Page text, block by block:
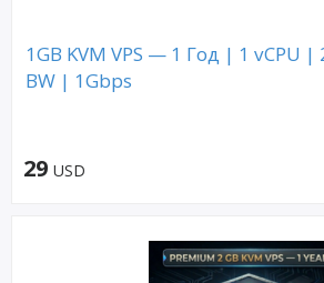
1GB KVM VPS — 1 Год | 1 vCPU |
BW | 1Gbps
29 USD